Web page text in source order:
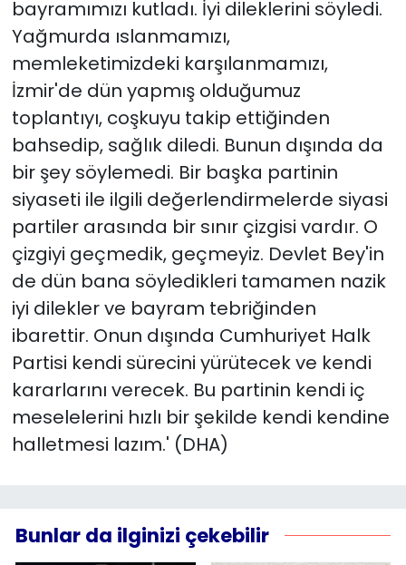
bayramımızı kutladı. İyi dileklerini söyledi.
Yağmurda ıslanmamızı,
memleketimizdeki karşılanmamızı,
İzmir'de dün yapmış olduğumuz
toplantıyı, coşkuyu takip ettiğinden
bahsedip, sağlık diledi. Bunun dışında da
bir şey söylemedi. Bir başka partinin
siyaseti ile ilgili değerlendirmelerde siyasi
partiler arasında bir sınır çizgisi vardır. O
çizgiyi geçmedik, geçmeyiz. Devlet Bey'in
de dün bana söyledikleri tamamen nazik
iyi dilekler ve bayram tebriğinden
ibarettir. Onun dışında Cumhuriyet Halk
Partisi kendi sürecini yürütecek ve kendi
kararlarını verecek. Bu partinin kendi iç
meselelerini hızlı bir şekilde kendi kendine
halletmesi lazım.' (DHA)
Bunlar da ilginizi çekebilir